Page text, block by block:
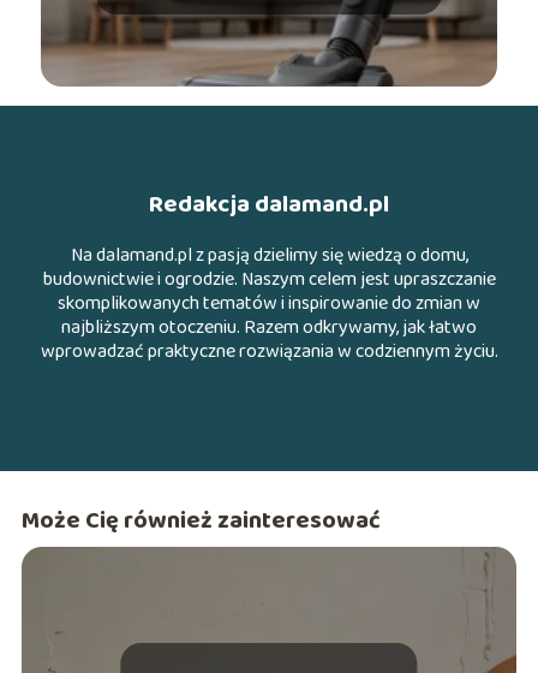
Redakcja dalamand.pl
Na dalamand.pl z pasją dzielimy się wiedzą o domu,
budownictwie i ogrodzie. Naszym celem jest upraszczanie
skomplikowanych tematów i inspirowanie do zmian w
najbliższym otoczeniu. Razem odkrywamy, jak łatwo
wprowadzać praktyczne rozwiązania w codziennym życiu.
Może Cię również zainteresować